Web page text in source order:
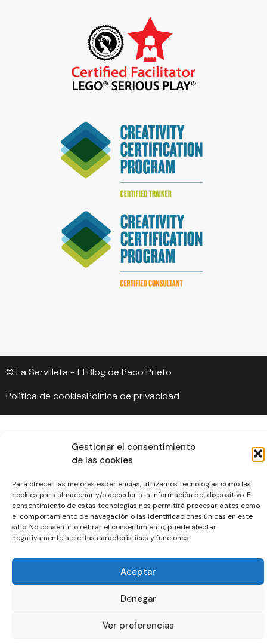
Gestionar el consentimiento
de las cookies
Para ofrecer las mejores experiencias, utilizamos tecnologías como las
cookies para almacenar y/o acceder a la información del dispositivo. El
consentimiento de estas tecnologías nos permitirá procesar datos como
el comportamiento de navegación o las identificaciones únicas en este
sitio. No consentir o retirar el consentimiento, puede afectar
negativamente a ciertas características y funciones.
Aceptar
Denegar
Ver preferencias
© La Servilleta - El Blog de Paco Prieto
Política de cookiesPolítica de privacidad